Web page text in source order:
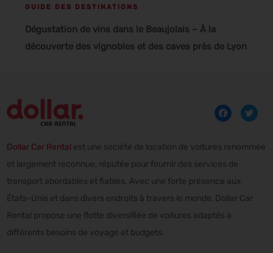
GUIDE DES DESTINATIONS
Dégustation de vins dans le Beaujolais – À la
découverte des vignobles et des caves près de Lyon
Dollar Car Rental est une société de location de voitures renommée
et largement reconnue, réputée pour fournir des services de
transport abordables et fiables. Avec une forte présence aux
États-Unis et dans divers endroits à travers le monde, Dollar Car
Rental propose une flotte diversifiée de voitures adaptés à
différents besoins de voyage et budgets.